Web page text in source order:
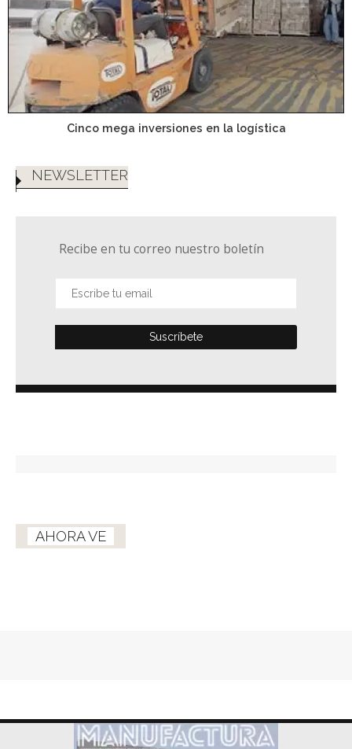
Cinco mega inversiones en la logística
NEWSLETTER
Recibe en tu correo nuestro boletín
AHORA VE